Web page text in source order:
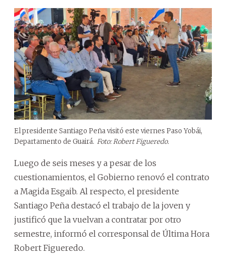
El presidente Santiago Peña visitó este viernes Paso Yobái,
Departamento de Guairá. Foto: Robert Figueredo.
Luego de seis meses y a pesar de los
cuestionamientos, el Gobierno renovó el contrato
a Magida Esgaib. Al respecto, el presidente
Santiago Peña destacó el trabajo de la joven y
justificó que la vuelvan a contratar por otro
semestre, informó el corresponsal de Última Hora
Robert Figueredo.